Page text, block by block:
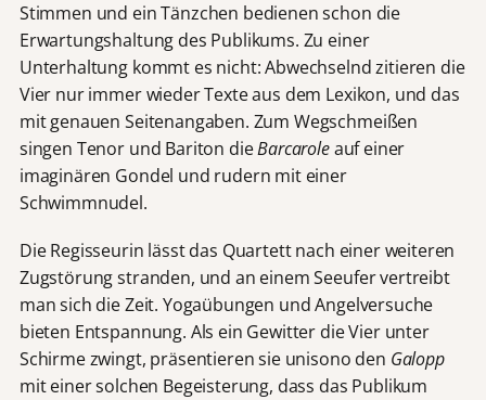
Stimmen und ein Tänzchen bedienen schon die
Erwartungshaltung des Publikums. Zu einer
Unterhaltung kommt es nicht: Abwechselnd zitieren die
Vier nur immer wieder Texte aus dem Lexikon, und das
mit genauen Seitenangaben. Zum Wegschmeißen
singen Tenor und Bariton dieBarcaroleauf einer
imaginären Gondel und rudern mit einer
Schwimmnudel.
Die Regisseurin lässt das Quartett nach einer weiteren
Zugstörung stranden, und an einem Seeufer vertreibt
man sich die Zeit. Yogaübungen und Angelversuche
bieten Entspannung. Als ein Gewitter die Vier unter
Schirme zwingt, präsentieren sie unisono den Galopp
mit einer solchen Begeisterung, dass das Publikum